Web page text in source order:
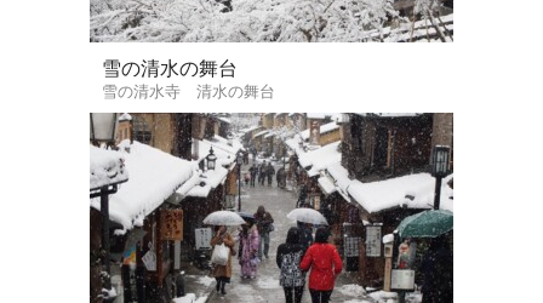
雪の清水の舞台
雪の清水寺 清水の舞台